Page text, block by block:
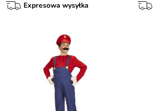
Expresowa wysyłka